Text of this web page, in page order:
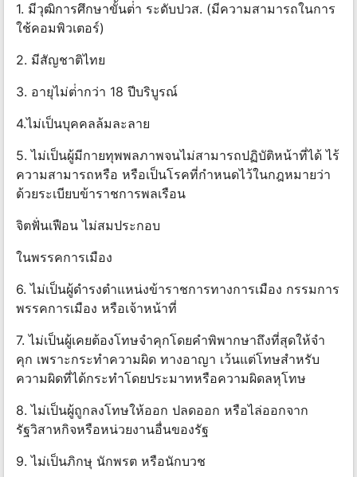
1. มีวุฒิการศึกษาขั้นต่ํา ระดับปวส. (มีความสามารถในการ
ใช้คอมพิวเตอร์)
2. มีสัญชาติไทย
3. อายุไม่ต่ํากว่า 18 ปีบริบูรณ์
4.ไม่เป็นบุคคลล้มละลาย
5. ไม่เป็นผู้มีกายทุพพลภาพจนไม่สามารถปฏิบัติหน้าที่ได้ ไร้
ความสามารถหรือ หรือเป็นโรคที่กําหนดไว้ในกฎหมายว่า
ด้วยระเบียบข้าราชการพลเรือน
จิตฟั่นเฟือน ไม่สมประกอบ
ในพรรคการเมือง
6. ไม่เป็นผู้ดํารงตําแหน่งข้าราชการทางการเมือง กรรมการ
พรรคการเมือง หรือเจ้าหน้าที่
7. ไม่เป็นผู้เคยต้องโทษจําคุกโดยคําพิพากษาถึงที่สุดให้จํา
คุก เพราะกระทําความผิด ทางอาญา เว้นแต่โทษสําหรับ
ความผิดที่ได้กระทําโดยประมาทหรือความผิดลหุโทษ
8. ไม่เป็นผู้ถูกลงโทษให้ออก ปลดออก หรือไล่ออกจาก
รัฐวิสาหกิจหรือหน่วยงานอื่นของรัฐ
9. ไม่เป็นภิกษุ นักพรต หรือนักบวช